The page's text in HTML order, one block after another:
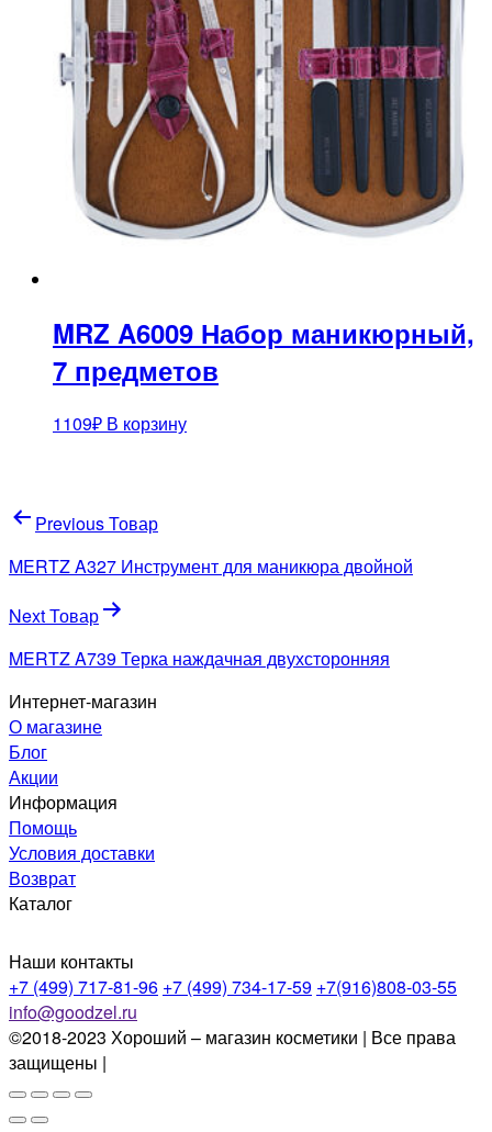
MRZ A6009 Набор маникюрный,
7 предметов
1109₽ В корзину
Навигация
по
записям
Previous Товар
MERTZ A327 Инстpумент для маникюра двойной
Next Товар
MERTZ A739 Терка наждачная двухсторонняя
Интернет-магазин
О магазине
Блог
Акции
Информация
Помощь
Условия доставки
Возврат
Каталог
Наши контакты
+7 (499) 717-81-96 +7 (499) 734-17-59 +7(916)808-03-55
info@goodzel.ru
©2018-2023 Хороший – магазин косметики | Все права
защищены |